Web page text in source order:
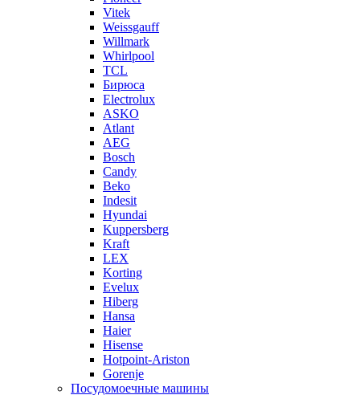
Vitek
Weissgauff
Willmark
Whirlpool
TCL
Бирюса
Electrolux
ASKO
Atlant
AEG
Bosch
Candy
Beko
Indesit
Hyundai
Kuppersberg
Kraft
LEX
Korting
Evelux
Hiberg
Hansa
Haier
Hisense
Hotpoint-Ariston
Gorenje
Посудомоечные машины